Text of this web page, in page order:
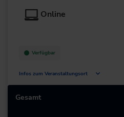
+49 211/6214-201
Online
Verfügbar
Infos zum Veranstaltungsort
Deutschland
Gesamt